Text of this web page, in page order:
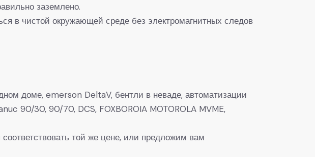
заземлено.
в чистой окружающей среде без электромагнитных следов
доме, emerson DeltaV, бентли в неваде, автоматизации
90/30, 90/70, DCS, FOXBOROIA MOTOROLA MVME,
той же цене, или предложим вам